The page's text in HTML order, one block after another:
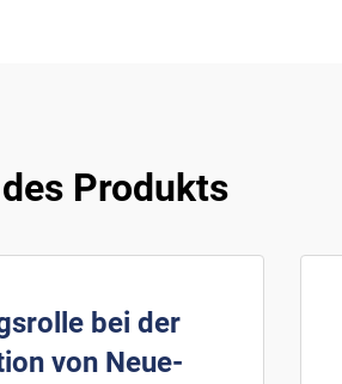
Produkts
bei der
von Neue-